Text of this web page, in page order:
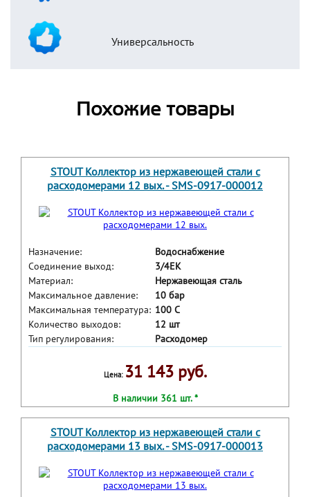
Универсальность
Похожие товары
STOUT Коллектор из нержавеющей стали с
расходомерами 12 вых. - SMS-0917-000012
Назначение:
Водоснабжение
Соединение выход:
3/4ЕК
Материал:
Нержавеющая сталь
Максимальное давление:
10 бар
Максимальная температура: 100 С
Количество выходов:
12 шт
Тип регулирования:
Расходомер
Цена: 31 143 руб.
В наличии 361 шт. *
STOUT Коллектор из нержавеющей стали с
расходомерами 13 вых. - SMS-0917-000013